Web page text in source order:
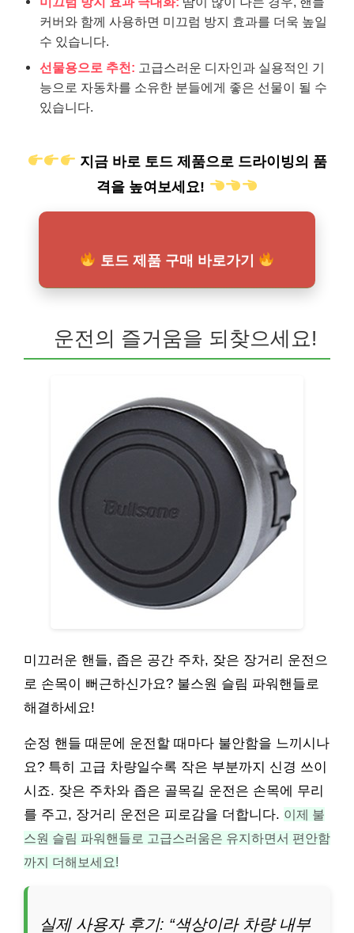
커버와 함께 사용하면 미끄럼 방지 효과를 더욱 높일
수 있습니다.
선물용으로 추천: 고급스러운 디자인과 실용적인 기
능으로 자동차를 소유한 분들에게 좋은 선물이 될 수
있습니다.
지금 바로 토드 제품으로 드라이빙의 품
격을 높여보세요!
토드 제품 구매 바로가기
운전의 즐거움을 되찾으세요!
미끄러운 핸들, 좁은 공간 주차, 잦은 장거리 운전으
로 손목이 뻐근하신가요? 불스원 슬림 파워핸들로
해결하세요!
순정 핸들 때문에 운전할 때마다 불안함을 느끼시나
요? 특히 고급 차량일수록 작은 부분까지 신경 쓰이
시죠. 잦은 주차와 좁은 골목길 운전은 손목에 무리
를 주고, 장거리 운전은 피로감을 더합니다. 이제 불
스원 슬림 파워핸들로 고급스러움은 유지하면서 편안함
까지 더해보세요!
실제 사용자 후기: “색상이라 차량 내부